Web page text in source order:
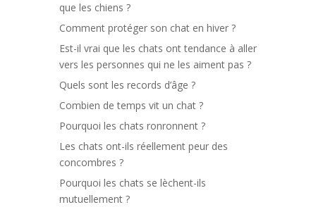
que les chiens ?
Comment protéger son chat en hiver ?
Est-il vrai que les chats ont tendance à aller
vers les personnes qui ne les aiment pas ?
Quels sont les records d’âge ?
Combien de temps vit un chat ?
Pourquoi les chats ronronnent ?
Les chats ont-ils réellement peur des
concombres ?
Pourquoi les chats se lèchent-ils
mutuellement ?